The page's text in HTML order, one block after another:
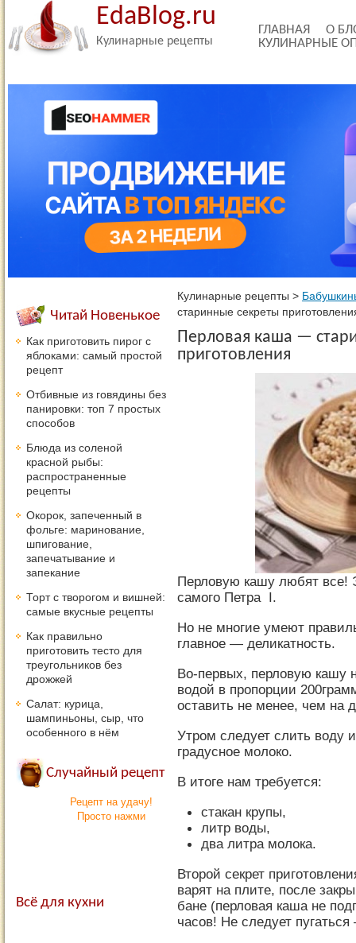
EdaBlog.ru
Кулинарные рецепты
ГЛАВНАЯ
О
КУЛИНАРНЫЕ
Кулинарные рецепты >
старинные секреты
Перловая каша —
приготовления
Перловую кашу любят
самого Петра I.
Но не многие умеют
главное — деликатность.
Во-первых, перловую кашу
водой в пропорции
оставить не менее, чем на
Утром следует слить воду
градусное молоко.
В итоге нам требуется:
стакан крупы,
литр воды,
два литра молока.
Второй секрет
варят на плите, после
бане (перловая каша не
часов! Не следует
Читай Новенькое
Как приготовить пирог с
яблоками: самый простой
рецепт
Отбивные из говядины без
панировки: топ 7 простых
способов
Блюда из соленой
красной рыбы:
распространенные
рецепты
Окорок, запеченный в
фольге: маринование,
шпигование,
запечатывание и
запекание
Торт с творогом и вишней:
самые вкусные рецепты
Как правильно
приготовить тесто для
треугольников без
дрожжей
Салат: курица,
шампиньоны, сыр, что
особенного в нём
Случайный рецепт
Рецепт на удачу!
Просто нажми
Всё для кухни